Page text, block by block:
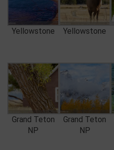
Yellowstone Yellowstone
Grand Teton
NP
Grand Teton
NP